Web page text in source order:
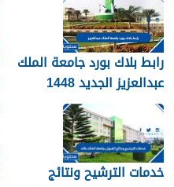
رابط بلاك بورد جامعة الملك
عبدالعزيز الجديد 1448
blackboard kau
خدمات الترشيح ونتائج